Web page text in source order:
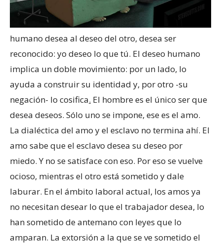
humano desea al deseo del otro, desea ser
reconocido: yo deseo lo que tú. El deseo humano
implica un doble movimiento: por un lado, lo
ayuda a construir su identidad y, por otro -su
negación- lo cosifica. El hombre es el único ser que
desea deseos. Sólo uno se impone, ese es el amo.
La dialéctica del amo y el esclavo no termina ahí. El
amo sabe que el esclavo desea su deseo por
miedo. Y no se satisface con eso. Por eso se vuelve
ocioso, mientras el otro está sometido y dale
laburar. En el ámbito laboral actual, los amos ya
no necesitan desear lo que el trabajador desea, lo
han sometido de antemano con leyes que lo
amparan. La extorsión a la que se ve sometido el